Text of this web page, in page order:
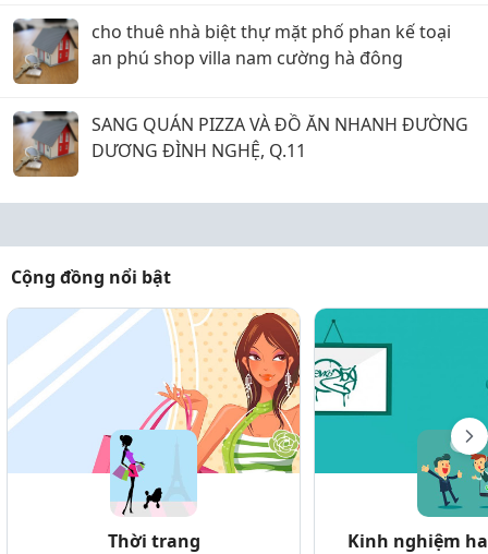
cho thuê nhà biệt thự mặt phố phan kế toại
an phú shop villa nam cường hà đông
SANG QUÁN PIZZA VÀ ĐỒ ĂN NHANH ĐƯỜNG
DƯƠNG ĐÌNH NGHỆ, Q.11
Cộng đồng nổi bật
Thời trang Kinh nghiệm